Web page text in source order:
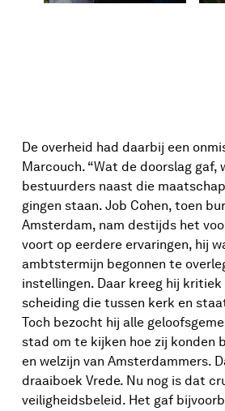
De overheid had daarbij een
Marcouch. “Wat de doorslag gaf,
bestuurders naast die
gingen staan. Job Cohen, toen
Amsterdam, nam destijds het
voort op eerdere ervaringen, hij
ambtstermijn begonnen te
instellingen. Daar kreeg hij kritiek
scheiding die tussen kerk en
Toch bezocht hij alle
stad om te kijken hoe zij konden
en welzijn van Amsterdammers.
draaiboek Vrede. Nu nog is dat
veiligheidsbeleid. Het gaf